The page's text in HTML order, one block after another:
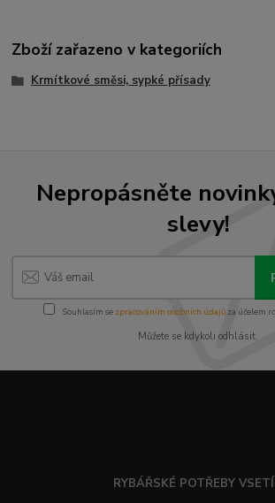
Zboží zařazeno v kategoriích
Krmítkové směsi, sypké přísady
Nepropásněte
slevy!
Souhlasím se zpracováním osobních údajůza účelem
Můžete se kdykoli odhlásit.
RYBÁŘSKÉ POTŘEBY